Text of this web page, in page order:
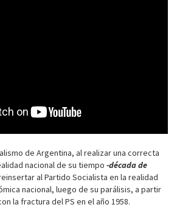
de Argentina, al realizar una correcta
nacional de su tiempo -década de
al Partido Socialista en la realidad
nacional, luego de su parálisis, a partir
la fractura del PS en el año 1958.